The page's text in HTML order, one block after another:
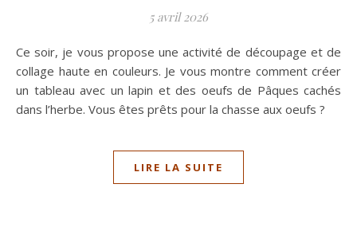
5 avril 2026
Ce soir, je vous propose une activité de découpage et de
collage haute en couleurs. Je vous montre comment créer
un tableau avec un lapin et des oeufs de Pâques cachés
dans l’herbe. Vous êtes prêts pour la chasse aux oeufs ?
LIRE LA SUITE